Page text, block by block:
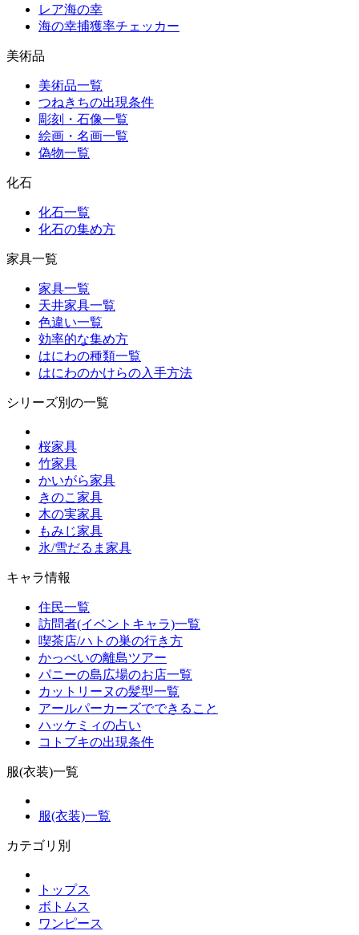
レア海の幸
海の幸捕獲率チェッカー
美術品
美術品一覧
つねきちの出現条件
彫刻・石像一覧
絵画・名画一覧
偽物一覧
化石
化石一覧
化石の集め方
家具一覧
家具一覧
天井家具一覧
色違い一覧
効率的な集め方
はにわの種類一覧
はにわのかけらの入手方法
シリーズ別の一覧
桜家具
竹家具
かいがら家具
きのこ家具
木の実家具
もみじ家具
氷/雪だるま家具
キャラ情報
住民一覧
訪問者(イベントキャラ)一覧
喫茶店/ハトの巣の行き方
かっぺいの離島ツアー
パニーの島広場のお店一覧
カットリーヌの髪型一覧
アールパーカーズでできること
ハッケミィの占い
コトブキの出現条件
服(衣装)一覧
服(衣装)一覧
カテゴリ別
トップス
ボトムス
ワンピース